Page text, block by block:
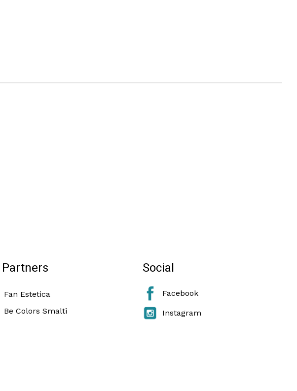
Partners
Fan Estetica
Be Colors Smalti
Social
Facebook
Instagram